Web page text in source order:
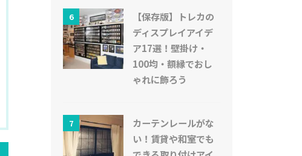
6
【保存版】トレカの
ディスプレイアイデ
ア17選！壁掛け・
100均・額縁でおし
ゃれに飾ろう
7
カーテンレールがな
い！賃貸や和室でも